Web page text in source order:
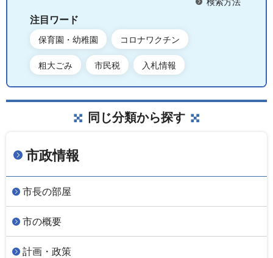
検索方法
注目ワード
保育園・幼稚園 コロナワクチン
粗大ごみ 市民税 入札情報
同じ分類から探す
市政情報
市長の部屋
市の概要
計画・政策